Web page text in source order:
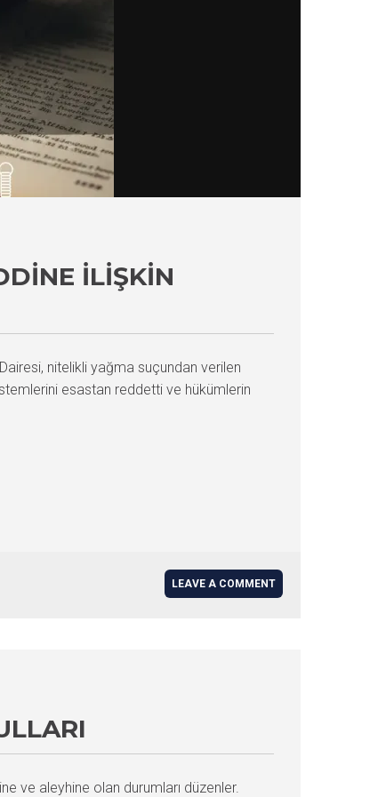
İLIŞKIN
nitelikli yağma suçundan verilen
esastan reddetti ve hükümlerin
LEAVE A COMMENT
ve aleyhine olan durumları düzenler.